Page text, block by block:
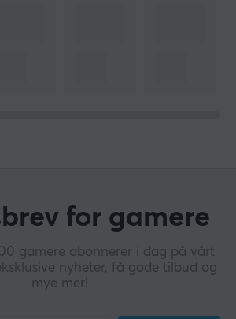
for gamere
gamere abonnerer i dag på vårt
nyheter, få gode tilbud og
mye mer!